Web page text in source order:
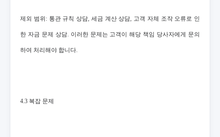
제외 범위: 통관 규칙 상담, 세금 계산 상담, 고객 자체 조작 오류로 인
한 자금 문제 상담. 이러한 문제는 고객이 해당 책임 당사자에게 문의
하여 처리해야 합니다.
4.3 복잡 문제